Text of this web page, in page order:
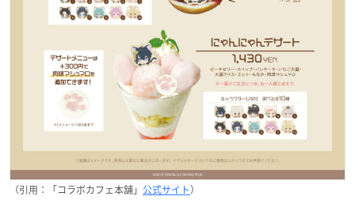
（引用：「コラボカフェ本舗」 公式サイト）